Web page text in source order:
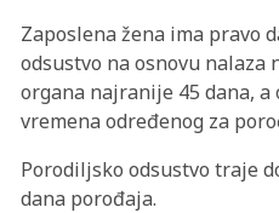
Zaposlena žena ima pravo
odsustvo na osnovu nalaza
organa najranije 45 dana, a
vremena određenog za
Porodiljsko odsustvo traje
dana porođaja.